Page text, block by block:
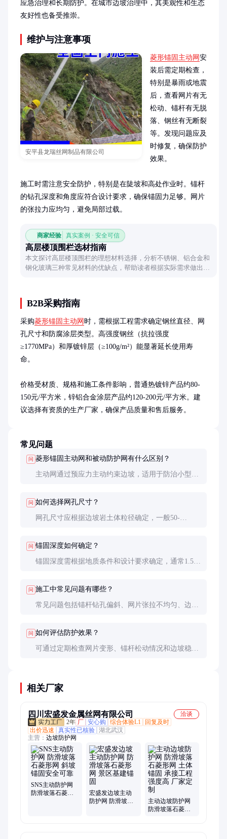
应急治理和长期防护。在城市边坡治理中，其美观性和生态
友好性也备受推崇。
维护与注意事项
安平县龙瑞丝网制品有限公司
菱形锚固主动网 安
装后需定期检查，
特别是暴雨或地震
后，查看网片有无
松动、锚杆有无脱
落、钢丝有无断裂
等。发现问题应及
时修复，确保防护
效果。
施工时需注意安全防护，特别是在陡坡和高处作业时。锚杆
的钻孔深度和角度应符合设计要求，确保锚固力足够。网片
的张拉力应均匀，避免局部过载。
商家经验 真实案例 · 安全可信
高层楼顶围栏选材指南
本文探讨高层楼顶围栏的理想材料选择，分析不锈钢、铝合金和
钢化玻璃三种常见材料的优缺点，帮助读者根据实际需求做出合
B2B采购指南
采购菱形锚固主动网 时，需根据工程需求确定钢丝直径、网
孔尺寸和防腐涂层类型。高强度钢丝（抗拉强度
≥1770MPa）和厚镀锌层（≥100g/m²）能显著延长使用寿
命。
价格受材质、规格和施工条件影响，普通热镀锌产品约80-
150元/平方米，锌铝合金涂层产品约120-200元/平方米。建
议选择有资质的生产厂家，确保产品质量和售后服务。
常见问题
问 菱形锚固主动网和被动防护网有什么区别？
主动网通过预应力主动约束边坡，适用于防治小型崩
问 如何选择网孔尺寸？
网孔尺寸应根据边坡岩土体粒径确定，一般50-
问 锚固深度如何确定？
锚固深度需根据地质条件和设计要求确定，通常1.5-
问 施工中常见问题有哪些？
常见问题包括锚杆钻孔偏斜、网片张拉不均匀、边界
问 如何评估防护效果？
可通过定期检查网片变形、锚杆松动情况和边坡稳定
相关厂家
四川宏盛发金属丝网有限公司
洽谈
2年 厂 安心购 综合体验L1
回复及时
出价迅速
真实性已核验 湖北武汉
主营： 边坡防护网
SNS主动防护网
防滑坡落石菱形
宏盛发边坡主动
防护网 防滑坡落
主动边坡防护网
防滑坡落石菱形